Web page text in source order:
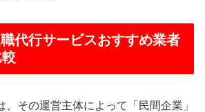
職代行サービスおすすめ業者
、その運営主体によって「民間企業」